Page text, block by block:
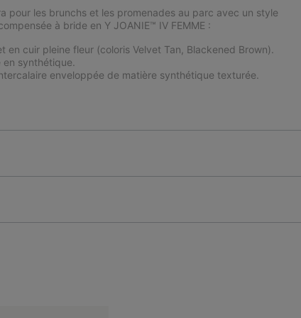
pour les brunchs et les promenades au parc avec un style
à bride en Y JOANIE™ IV FEMME :
en cuir pleine fleur (coloris Velvet Tan, Blackened Brown).
en synthétique.
enveloppée de matière synthétique texturée.